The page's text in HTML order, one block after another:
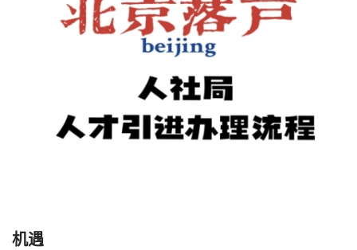
机遇